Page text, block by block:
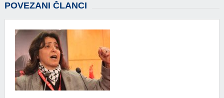
POVEZANI ČLANCI